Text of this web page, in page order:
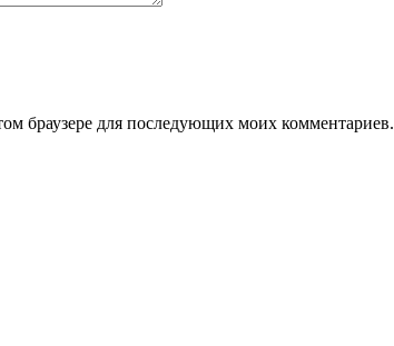
браузере для последующих моих комментариев.